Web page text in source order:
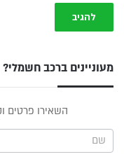
מעוניינים ברכב חשמלי?
תפריט
צד
השאירו פרטים